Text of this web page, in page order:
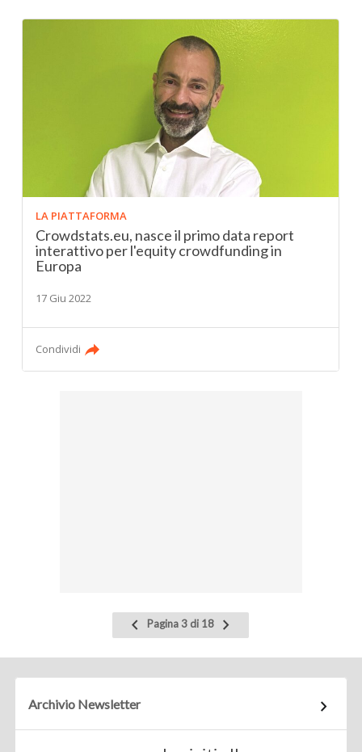
LA PIATTAFORMA
Crowdstats.eu, nasce il primo data report
interattivo per l'equity crowdfunding in
Europa
17 Giu 2022
Condividi
Pagina
precedente
Pagina 3 di 18
Pagina
successiva
Archivio Newsletter